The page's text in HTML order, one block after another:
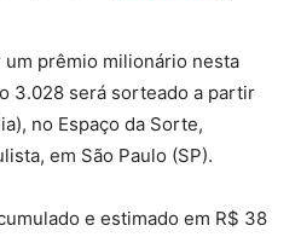
prêmio milionário nesta
3.028 será sorteado a partir
no Espaço da Sorte,
em São Paulo (SP).
e estimado em R$ 38